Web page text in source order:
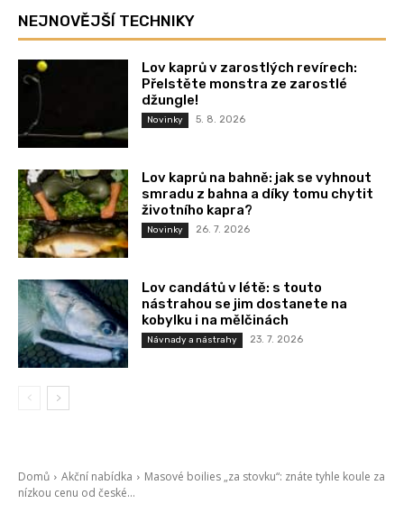
NEJNOVĚJŠÍ TECHNIKY
Lov kaprů v zarostlých revírech:
Přelstěte monstra ze zarostlé
džungle!
Novinky 5. 8. 2026
Lov kaprů na bahně: jak se vyhnout
smradu z bahna a díky tomu chytit
životního kapra?
Novinky 26. 7. 2026
Lov candátů v létě: s touto
nástrahou se jim dostanete na
kobylku i na mělčinách
Návnady a nástrahy 23. 7. 2026